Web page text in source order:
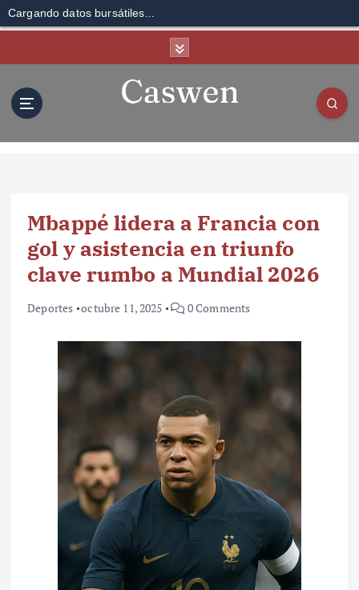
Cargando datos bursátiles...
Mbappé lidera a Francia con
gol y asistencia en triunfo
clave rumbo a Mundial 2026
Deportes octubre 11, 2025 0 Comments